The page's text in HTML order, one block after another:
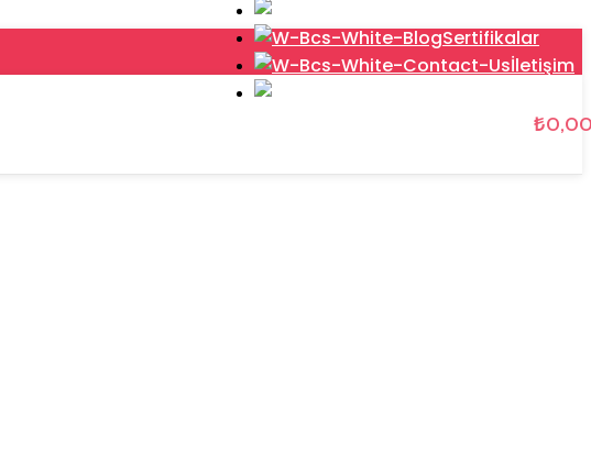
Sertifikalar
İletişim
₺